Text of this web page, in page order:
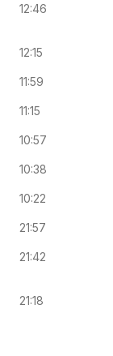
12:46
12:15
11:59
11:15
10:57
10:38
10:22
21:57
21:42
21:18